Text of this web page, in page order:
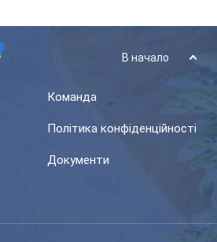
В начало
Команда
Політика конфіденційності
Документи